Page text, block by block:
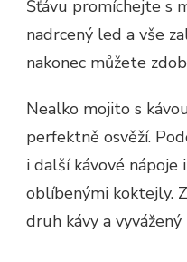
Šťávu promíchejte s
nadrcený led a vše
nakonec můžete
Nealko mojito s
perfektně osvěží.
i další kávové nápoje
oblíbenými koktejly.
druh kávy a